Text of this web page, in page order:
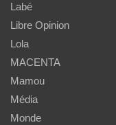
Labé
Libre Opinion
Lola
MACENTA
Mamou
Média
Monde